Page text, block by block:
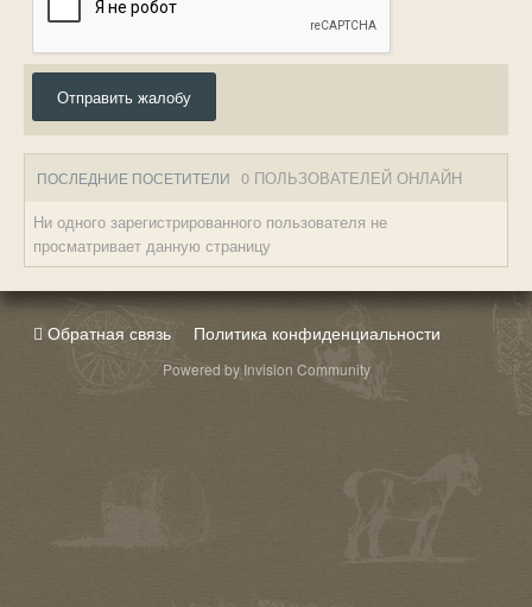
Отправить жалобу
ПОСЛЕДНИЕ ПОСЕТИТЕЛИ 0 ПОЛЬЗОВАТЕЛЕЙ ОНЛАЙН
Ни одного зарегистрированного пользователя не
просматривает данную страницу
Обратная связь Политика конфиденциальности
Powered by Invision Community